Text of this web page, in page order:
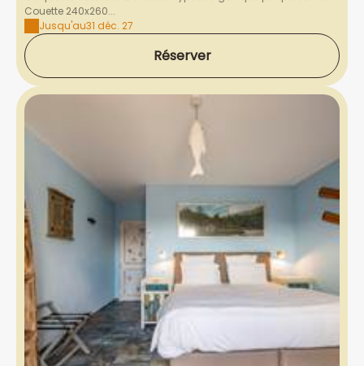
Couette 240x260...
Jusqu'au31 déc. 27
Réserver